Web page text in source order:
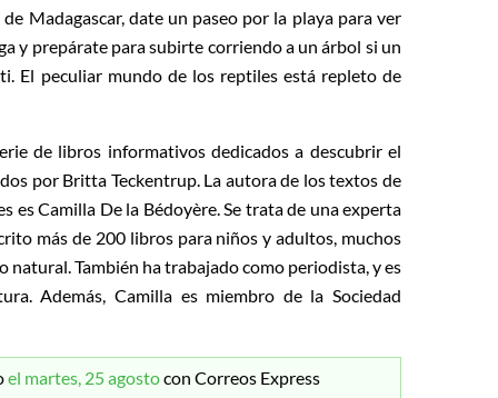
Madagascar, date un paseo por la playa para ver
y prepárate para subirte corriendo a un árbol si un
El peculiar mundo de los reptiles está repleto de
de libros informativos dedicados a descubrir el
por Britta Teckentrup. La autora de los textos de
es Camilla De la Bédoyère. Se trata de una experta
más de 200 libros para niños y adultos, muchos
natural. También ha trabajado como periodista, y es
Además, Camilla es miembro de la Sociedad
el martes, 25 agostocon Correos Express